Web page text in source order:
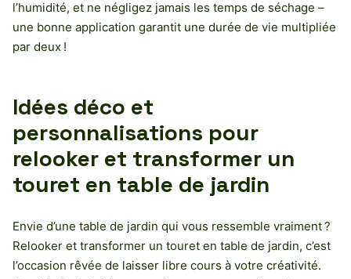
l’humidité, et ne négligez jamais les temps de séchage –
une bonne application garantit une durée de vie multipliée
par deux !
Idées déco et
personnalisations pour
relooker et transformer un
touret en table de jardin
Envie d’une table de jardin qui vous ressemble vraiment ?
Relooker et transformer un touret en table de jardin, c’est
l’occasion rêvée de laisser libre cours à votre créativité.